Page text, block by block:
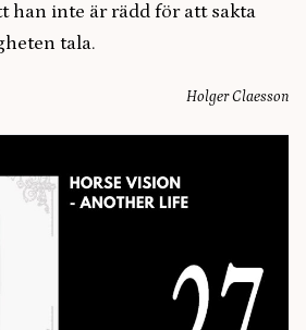
han inte är rädd för att sakta
tala.
Holger Claesson